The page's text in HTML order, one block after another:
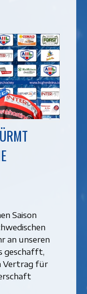
Saison
an unseren
geschafft,
Vertrag für